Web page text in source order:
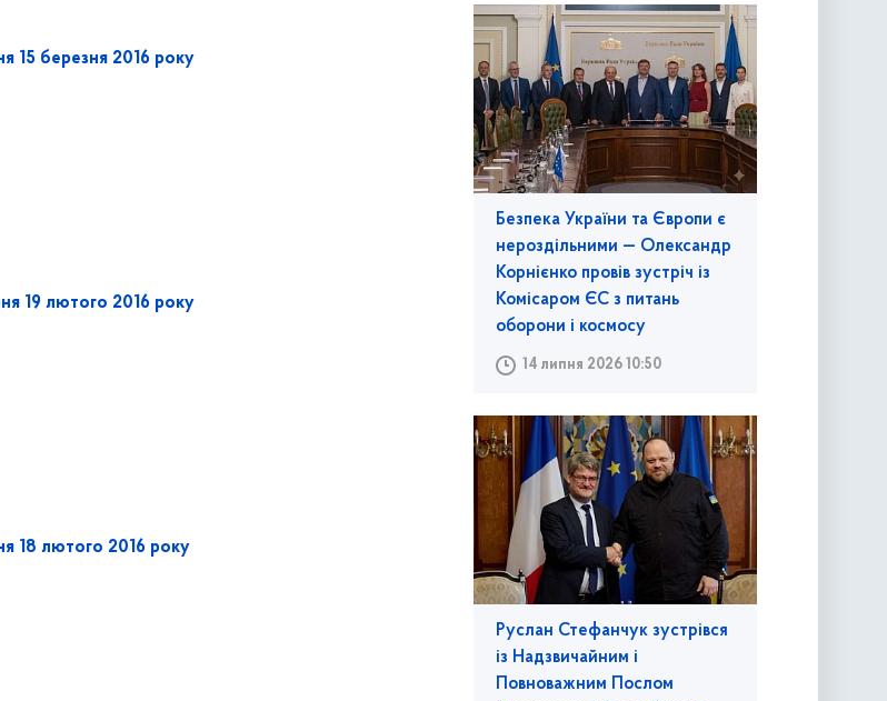
15 березня 2016 року
19 лютого 2016 року
18 лютого 2016 року
Безпека України та Європи є
нероздільними — Олександр
Корнієнко провів зустріч із
Комісаром ЄС з питань
оборони і космосу
14 липня 2026 10:50
Руслан Стефанчук зустрівся
із Надзвичайним і
Повноважним Послом